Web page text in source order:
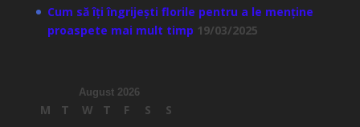
Cum să îți îngrijești florile pentru a le menține
proaspete mai mult timp 19/03/2025
August 2026
M T W T F S
S